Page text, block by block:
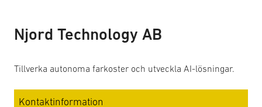
Njord Technology AB
Tillverka autonoma farkoster och utveckla AI-lösningar.
Kontaktinformation